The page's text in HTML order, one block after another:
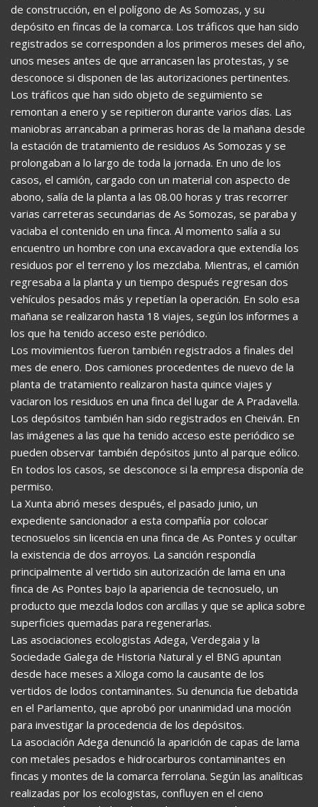
de construcción, en el polígono de As Somozas, y su
depósito en fincas de la comarca. Los tráficos que han sido
registrados se corresponden a los primeros meses del año,
unos meses antes de que arrancasen las protestas, y se
desconoce si disponen de las autorizaciones pertinentes.
Los tráficos que han sido objeto de seguimiento se
remontan a enero y se repitieron durante varios días. Las
maniobras arrancaban a primeras horas de la mañana desde
la estación de tratamiento de residuos As Somozas y se
prolongaban a lo largo de toda la jornada. En uno de los
casos, el camión, cargado con un material con aspecto de
abono, salía de la planta a las 08.00 horas y tras recorrer
varias carreteras secundarias de As Somozas, se paraba y
vaciaba el contenido en una finca. Al momento salía a su
encuentro un hombre con una excavadora que extendía los
residuos por el terreno y los mezclaba. Mientras, el camión
regresaba a la planta y un tiempo después regresan dos
vehículos pesados más y repetían la operación. En solo esa
mañana se realizaron hasta 18 viajes, según los informes a
los que ha tenido acceso este periódico.
Los movimientos fueron también registrados a finales del
mes de enero. Dos camiones procedentes de nuevo de la
planta de tratamiento realizaron hasta quince viajes y
vaciaron los residuos en una finca del lugar de A Pradavella.
Los depósitos también han sido registrados en Cheiván. En
las imágenes a las que ha tenido acceso este periódico se
pueden observar también depósitos junto al parque eólico.
En todos los casos, se desconoce si la empresa disponía de
permiso.
La Xunta abrió meses después, el pasado junio, un
expediente sancionador a esta compañía por colocar
tecnosuelos sin licencia en una finca de As Pontes y ocultar
la existencia de dos arroyos. La sanción respondía
principalmente al vertido sin autorización de lama en una
finca de As Pontes bajo la apariencia de tecnosuelo, un
producto que mezcla lodos con arcillas y que se aplica sobre
superficies quemadas para regenerarlas.
Las asociaciones ecologistas Adega, Verdegaia y la
Sociedade Galega de Historia Natural y el BNG apuntan
desde hace meses a Xiloga como la causante de los
vertidos de lodos contaminantes. Su denuncia fue debatida
en el Parlamento, que aprobó por unanimidad una moción
para investigar la procedencia de los depósitos.
La asociación Adega denunció la aparición de capas de lama
con metales pesados e hidrocarburos contaminantes en
fincas y montes de la comarca ferrolana. Según las analíticas
realizadas por los ecologistas, confluyen en el cieno